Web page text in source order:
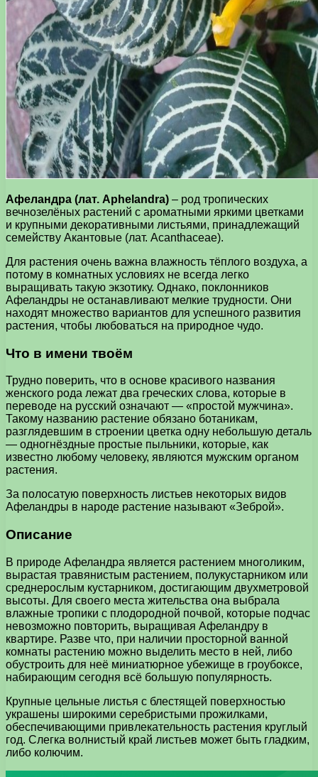
Афеландра (лат. Aphelandra) – род тропических
вечнозелёных растений с ароматными яркими цветками
и крупными декоративными листьями, принадлежащий
семейству Акантовые (лат. Acanthaceae).
Для растения очень важна влажность тёплого воздуха, а
потому в комнатных условиях не всегда легко
выращивать такую экзотику. Однако, поклонников
Афеландры не останавливают мелкие трудности. Они
находят множество вариантов для успешного развития
растения, чтобы любоваться на природное чудо.
Что в имени твоём
Трудно поверить, что в основе красивого названия
женского рода лежат два греческих слова, которые в
переводе на русский означают — «простой мужчина».
Такому названию растение обязано ботаникам,
разглядевшим в строении цветка одну небольшую деталь
— одногнёздные простые пыльники, которые, как
известно любому человеку, являются мужским органом
растения.
За полосатую поверхность листьев некоторых видов
Афеландры в народе растение называют «Зеброй».
Описание
В природе Афеландра является растением многоликим,
вырастая травянистым растением, полукустарником или
среднерослым кустарником, достигающим двухметровой
высоты. Для своего места жительства она выбрала
влажные тропики с плодородной почвой, которые подчас
невозможно повторить, выращивая Афеландру в
квартире. Разве что, при наличии просторной ванной
комнаты растению можно выделить место в ней, либо
обустроить для неё миниатюрное убежище в гроубоксе,
набирающим сегодня всё большую популярность.
Крупные цельные листья с блестящей поверхностью
украшены широкими серебристыми прожилками,
обеспечивающими привлекательность растения круглый
год. Слегка волнистый край листьев может быть гладким,
либо колючим.